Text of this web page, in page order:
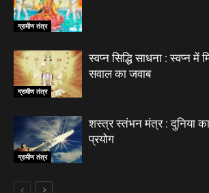
ग्रामीण तंत्र
ग्रामीण तंत्र
स्वप्न सिद्धि साधना : स्वप्न में
सवाल का जवाब
ग्रामीण तंत्र
शस्त्र स्तंभन मंत्र : दुनिया
प्रयोग